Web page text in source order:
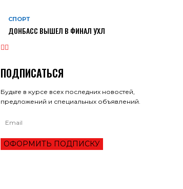
СПОРТ
ДОНБАСС ВЫШЕЛ В ФИНАЛ УХЛ
ПОДПИСАТЬСЯ
Будьте в курсе всех последних новостей,
предложений и специальных объявлений.
ОФОРМИТЬ ПОДПИСКУ